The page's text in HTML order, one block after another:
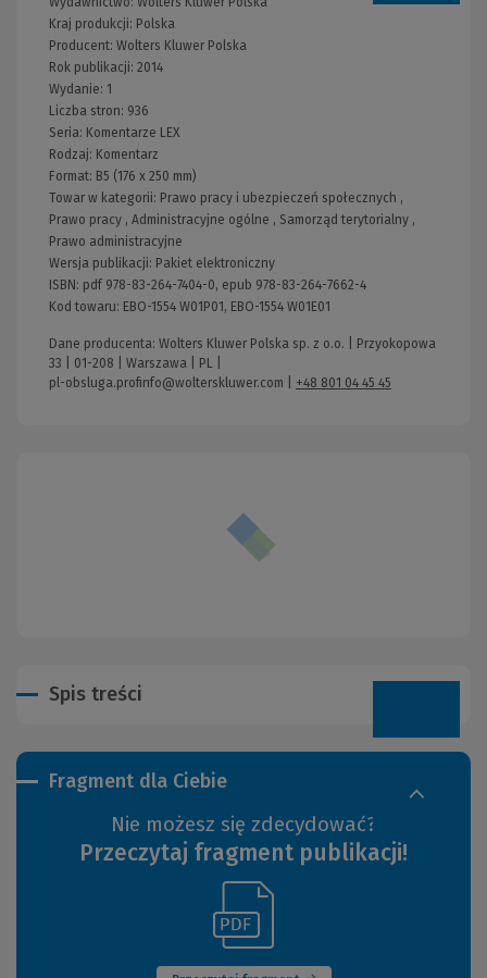
Fragment dla Ciebie
Nie możesz się zdecydować?
Przeczytaj fragment publikacji!
(Nowe
okno)
innej
Kraj produkcji: Polska
Producent: Wolters Kluwer Polska
Rok publikacji: 2014
Wydanie: 1
Liczba stron: 936
Seria: Komentarze LEX
Rodzaj: Komentarz
Format: B5 (176 x 250 mm)
Towar w kategorii: Prawo pracy i ubezpieczeń społecznych ,
Prawo pracy , Administracyjne ogólne , Samorząd terytorialny ,
Prawo administracyjne
Wersja publikacji: Pakiet elektroniczny
ISBN: pdf 978-83-264-7404-0, epub 978-83-264-7662-4
Kod towaru: EBO-1554 W01P01, EBO-1554 W01E01
Dane producenta: Wolters Kluwer Polska sp. z o.o. | Przyokopowa
33 | 01-208 | Warszawa | PL |
pl-obsluga.profinfo@wolterskluwer.com
+48 801 04 45 45
Spis treści